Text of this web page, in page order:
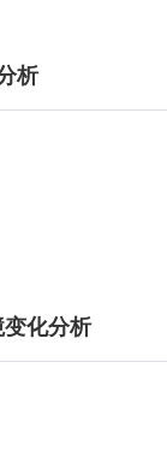
析
化分析